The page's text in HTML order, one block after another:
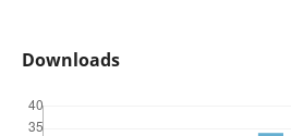
Downloads